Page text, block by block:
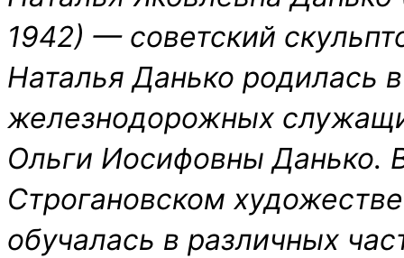
1942) — советский
Наталья Данько родилась
железнодорожных
Ольги Иосифовны Данько.
Строгановском
обучалась в различных